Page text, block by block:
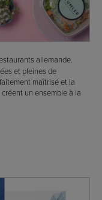
allemande.
et pleines de
maîtrisé et la
un ensemble à la